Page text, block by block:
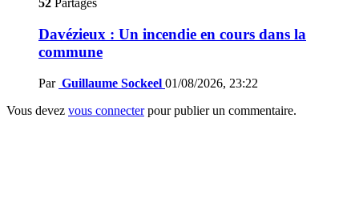
52 Partages
Davézieux : Un incendie en cours dans la
commune
Par Guillaume Sockeel 01/08/2026, 23:22
Vous devez vous connecterpour publier un commentaire.